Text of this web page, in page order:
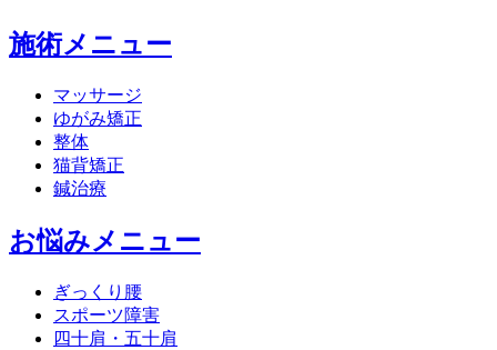
施術メニュー
マッサージ
ゆがみ矯正
整体
猫背矯正
鍼治療
お悩みメニュー
ぎっくり腰
スポーツ障害
四十肩・五十肩